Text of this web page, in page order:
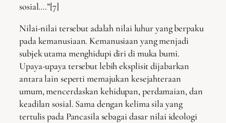
sosial….”[7]
Nilai-nilai tersebut adalah nilai luhur yang berpaku
pada kemanusiaan. Kemanusiaan yang menjadi
subjek utama menghidupi diri di muka bumi.
Upaya-upaya tersebut lebih eksplisit dijabarkan
antara lain seperti memajukan kesejahteraan
umum, mencerdaskan kehidupan, perdamaian, dan
keadilan sosial. Sama dengan kelima sila yang
tertulis pada Pancasila sebagai dasar nilai ideologi